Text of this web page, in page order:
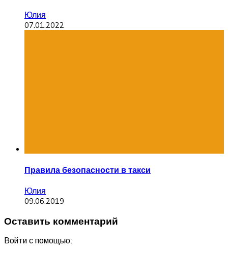
Юлия
07.01.2022
Правила безопасности в такси
Юлия
09.06.2019
Оставить комментарий
Войти с помощью: